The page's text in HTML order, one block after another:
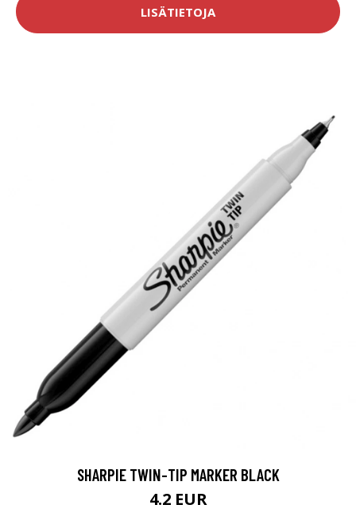
LISÄTIETOJA
SHARPIE TWIN-TIP MARKER BLACK
4.2 EUR